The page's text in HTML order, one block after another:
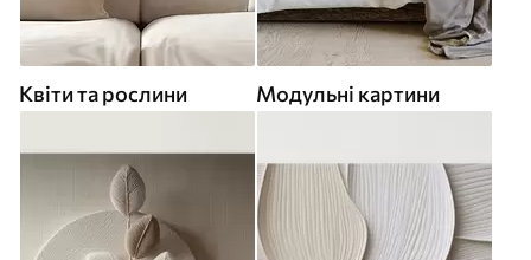
Квіти та рослини Модульні картини